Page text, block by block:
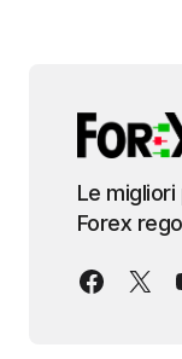
Le
Forex